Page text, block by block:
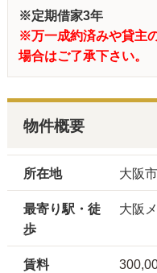
※定期借家3年
※万一成約済みや貸主
場合はご了承下さい。
物件概要
所在地 大阪
最寄り駅・徒
歩
大阪
賃料